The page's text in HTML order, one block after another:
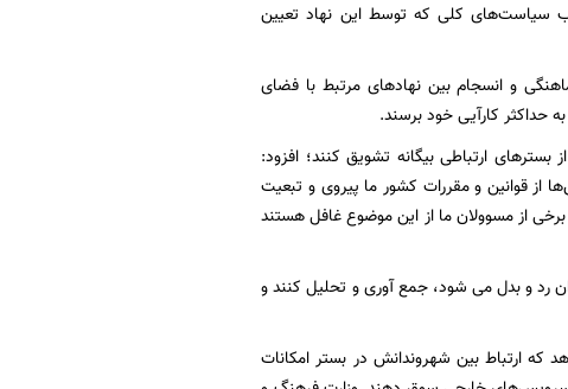
سیاست‌های کلی که توسط این نهاد تعیین
و انسجام بین نهادهای مرتبط با فضای
حداکثر کارآیی خود برسند.
بسترهای ارتباطی بیگانه تشویق کنند؛ افزود:
از قوانین و مقررات کشور ما پیروی و تبعیت
از مسوولان ما از این موضوع غافل هستند
رد و بدل می شود، جمع آوری و تحلیل کنند و
که ارتباط بین شهروندانش در بستر امکانات